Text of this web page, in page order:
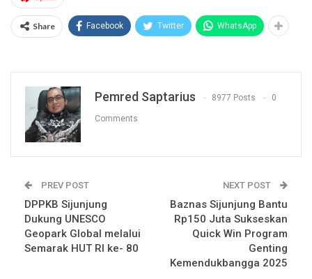
Share Facebook Twitter WhatsApp
Pemred Saptarius 8977 Posts 0
Comments
PREV POST
DPPKB Sijunjung
Dukung UNESCO
Geopark Global melalui
Semarak HUT RI ke- 80
NEXT POST
Baznas Sijunjung Bantu
Rp150 Juta Sukseskan
Quick Win Program
Genting
Kemendukbangga 2025